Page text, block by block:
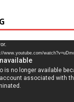
www.youtube.com/